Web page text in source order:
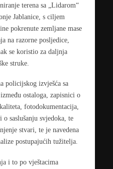
terena sa „Lidarom“
Jablanice, s ciljem
pokrenute zemljane mase
na razorne posljedice,
se koristio za daljnja
struke.
policijskog izvješća sa
ostaloga, zapisnici o
fotodokumentacija,
saslušanju svjedoka, te
stvari, te je navedena
postupajućih tužitelja.
i to po vještacima